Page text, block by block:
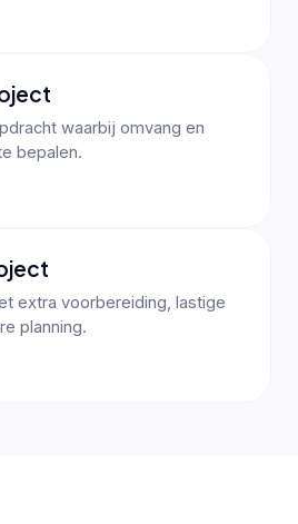
waarbij omvang en
bepalen.
extra voorbereiding, lastige
planning.